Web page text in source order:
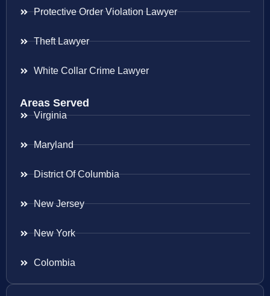
Protective Order Violation Lawyer
Theft Lawyer
White Collar Crime Lawyer
Areas Served
Virginia
Maryland
District Of Columbia
New Jersey
New York
Colombia